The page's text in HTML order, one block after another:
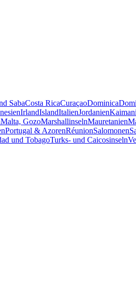
SabaCosta RicaCuraçaoDominica
IrlandIslandItalienJordanien
Malta, GozoMarshallinselnMauretanien
Portugal & AzorenRéunionSalomonen
und TobagoTurks- und Caicosinseln